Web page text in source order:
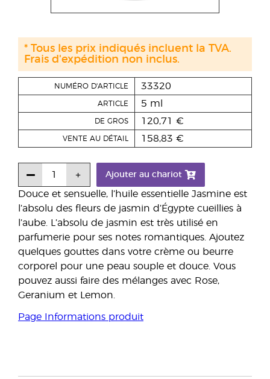
Douce et sensuelle, l’huile essentielle Jasmine est
l’absolu des fleurs de jasmin d’Égypte cueillies à
l’aube. L’absolu de jasmin est très utilisé en
parfumerie pour ses notes romantiques. Ajoutez
quelques gouttes dans votre crème ou beurre
corporel pour une peau souple et douce. Vous
pouvez aussi faire des mélanges avec Rose,
Geranium et Lemon.
Page Informations produit
NUMÉRO D'ARTICLE 33320
ARTICLE 5 ml
DE GROS 120,71 €
VENTE AU DÉTAIL 158,83 €
Ajouter au chariot
* Tous les prix indiqués incluent la TVA.
Frais d'expédition non inclus.